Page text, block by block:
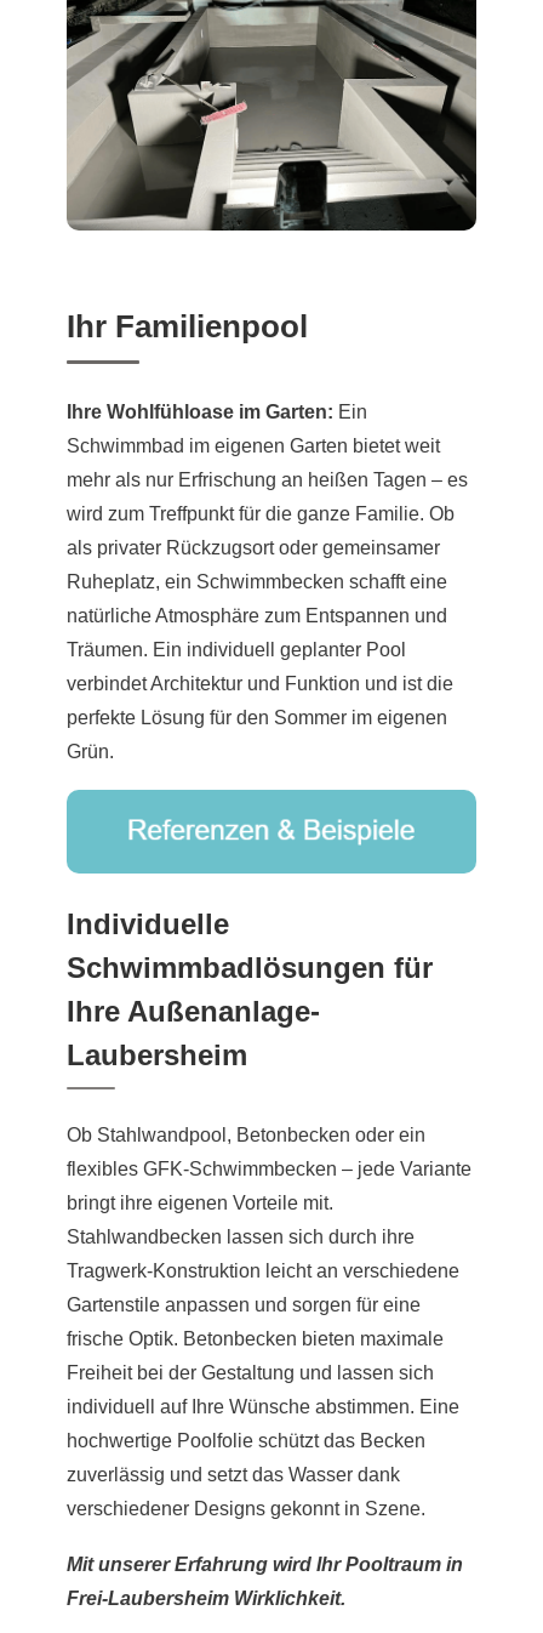
Ihr Familienpool
Ihre Wohlfühloase im Garten: Ein
Schwimmbad im eigenen Garten bietet weit
mehr als nur Erfrischung an heißen Tagen – es
wird zum Treffpunkt für die ganze Familie. Ob
als privater Rückzugsort oder gemeinsamer
Ruheplatz, ein Schwimmbecken schafft eine
natürliche Atmosphäre zum Entspannen und
Träumen. Ein individuell geplanter Pool
verbindet Architektur und Funktion und ist die
perfekte Lösung für den Sommer im eigenen
Grün.
Individuelle
Schwimmbadlösungen für
Ihre Außenanlage-
Laubersheim
Ob Stahlwandpool, Betonbecken oder ein
flexibles GFK-Schwimmbecken – jede Variante
bringt ihre eigenen Vorteile mit.
Stahlwandbecken lassen sich durch ihre
Tragwerk-Konstruktion leicht an verschiedene
Gartenstile anpassen und sorgen für eine
frische Optik. Betonbecken bieten maximale
Freiheit bei der Gestaltung und lassen sich
individuell auf Ihre Wünsche abstimmen. Eine
hochwertige Poolfolie schützt das Becken
zuverlässig und setzt das Wasser dank
verschiedener Designs gekonnt in Szene.
Mit unserer Erfahrung wird Ihr Pooltraum in
Frei-Laubersheim Wirklichkeit.